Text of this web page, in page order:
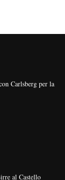
Carlsberg per la
al Castello